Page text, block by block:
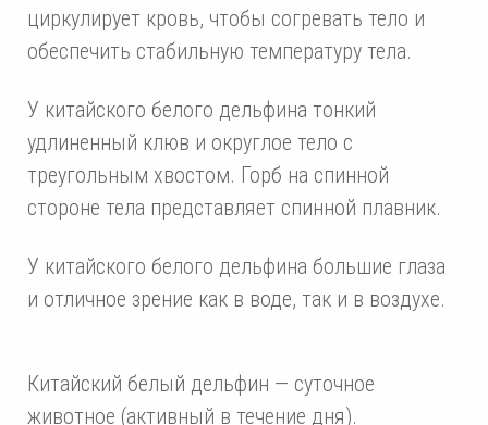
циркулирует кровь, чтобы согревать тело и
обеспечить стабильную температуру тела.
У китайского белого дельфина тонкий
удлиненный клюв и округлое тело с
треугольным хвостом. Горб на спинной
стороне тела представляет спинной плавник.
У китайского белого дельфина большие глаза
и отличное зрение как в воде, так и в воздухе.
Китайский белый дельфин — суточное
животное (активный в течение дня).